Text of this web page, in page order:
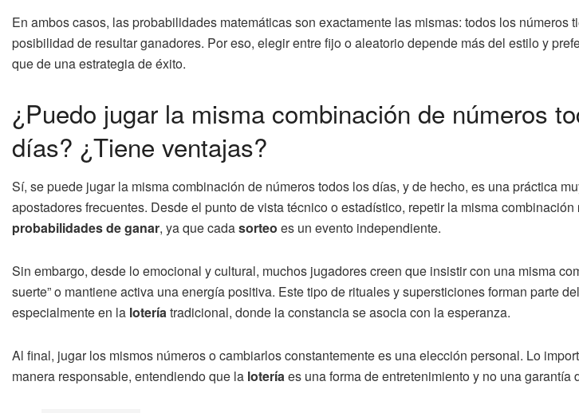
En ambos casos, las probabilidades matemáticas son exactamente las mismas: todos los números
posibilidad de resultar ganadores. Por eso, elegir entre fijo o aleatorio depende más del estilo y
que de una estrategia de éxito.
¿Puedo jugar la misma combinación de números
días? ¿Tiene ventajas?
Sí, se puede jugar la misma combinación de números todos los días, y de hecho, es una práctica
apostadores frecuentes. Desde el punto de vista técnico o estadístico, repetir la misma combinación
probabilidades de ganar, ya que cadasorteo es un evento independiente.
Sin embargo, desde lo emocional y cultural, muchos jugadores creen que insistir con una misma
suerte” o mantiene activa una energía positiva. Este tipo de rituales y supersticiones forman parte
especialmente en la loteríatradicional, donde la constancia se asocia con la esperanza.
Al final, jugar los mismos números o cambiarlos constantemente es una elección personal. Lo
manera responsable, entendiendo que la loteríaes una forma de entretenimiento y no una garantía